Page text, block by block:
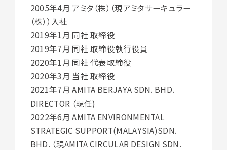
2005年4月 アミタ（株）（現アミタサーキュラー
（株））入社
2019年1月 同社 取締役
2019年7月 同社 取締役執行役員
2020年1月 同社 代表取締役
2020年3月 当社 取締役
2021年7月 AMITA BERJAYA SDN. BHD.
DIRECTOR （現任)
2022年6月 AMITA ENVIRONMENTAL
STRATEGIC SUPPORT(MALAYSIA)SDN.
BHD. （現AMITA CIRCULAR DESIGN SDN.